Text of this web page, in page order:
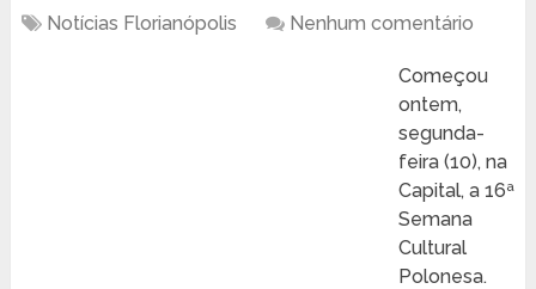
Notícias Florianópolis Nenhum comentário
Começou
ontem,
segunda-
feira (10), na
Capital, a 16ª
Semana
Cultural
Polonesa.